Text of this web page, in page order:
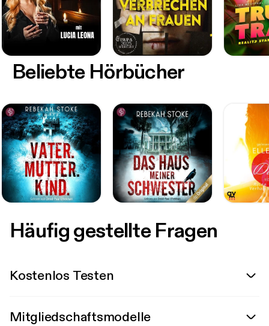
Beliebte Hörbücher
Häufig gestellte Fragen
Kostenlos Testen
Mitgliedschaftsmodelle